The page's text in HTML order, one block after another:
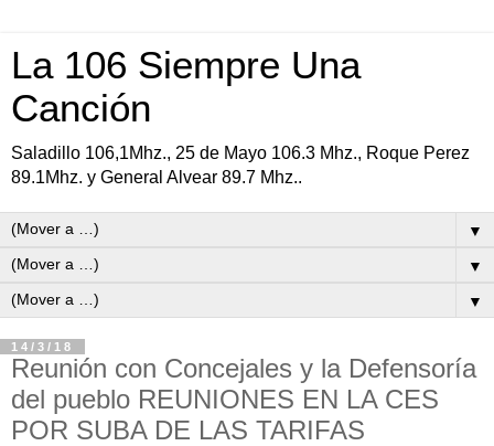
La 106 Siempre Una
Canción
Saladillo 106,1Mhz., 25 de Mayo 106.3 Mhz., Roque Perez
89.1Mhz. y General Alvear 89.7 Mhz..
▼
▼
▼
14/3/18
Reunión con Concejales y la Defensoría
del pueblo REUNIONES EN LA CES
POR SUBA DE LAS TARIFAS